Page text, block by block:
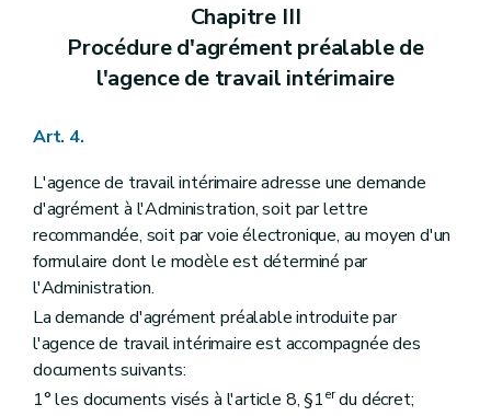
Chapitre III
Procédure d'agrément préalable de
l'agence de travail intérimaire
Art. 4.
L'agence de travail intérimaire adresse une demande
d'agrément à l'Administration, soit par lettre
recommandée, soit par voie électronique, au moyen d'un
formulaire dont le modèle est déterminé par
l'Administration.
La demande d'agrément préalable introduite par
l'agence de travail intérimaire est accompagnée des
documents suivants:
1° les documents visés à l'article 8, §1erdu décret;